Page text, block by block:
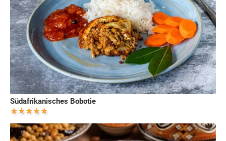
Südafrikanisches Bobotie